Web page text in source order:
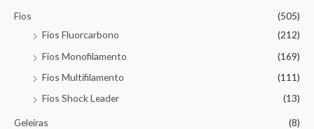
Fios
(505)
Fios Fluorcarbono
(212)
Fios Monofilamento
(169)
Fios Multifilamento
(111)
Fios Shock Leader
(13)
Geleiras (8)